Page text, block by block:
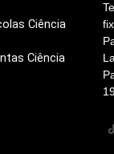
Ciência
Ciência